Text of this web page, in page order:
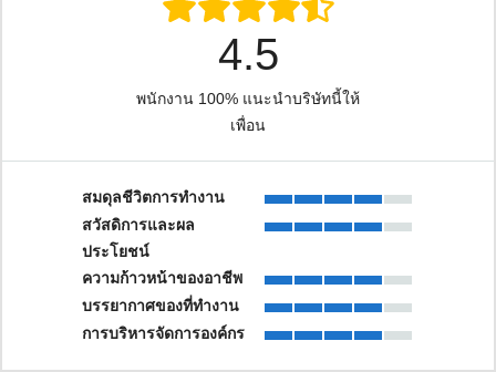
4.5
พนักงาน 100% แนะนำบริษัทนี้ให้
เพื่อน
สมดุลชีวิตการทํางาน
สวัสดิการและผล
ประโยชน์
ความก้าวหน้าของอาชีพ
บรรยากาศของที่ทํางาน
การบริหารจัดการองค์กร